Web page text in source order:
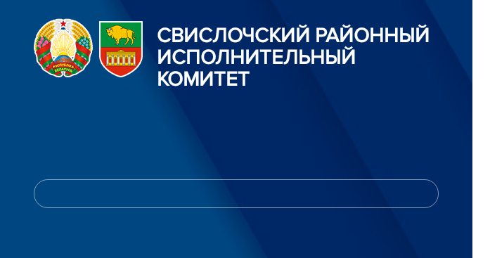
СВИСЛОЧСКИЙ РАЙОННЫЙ
ИСПОЛНИТЕЛЬНЫЙ
КОМИТЕТ